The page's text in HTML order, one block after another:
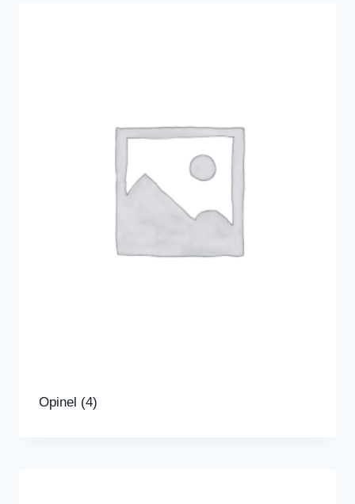
Opinel (4)